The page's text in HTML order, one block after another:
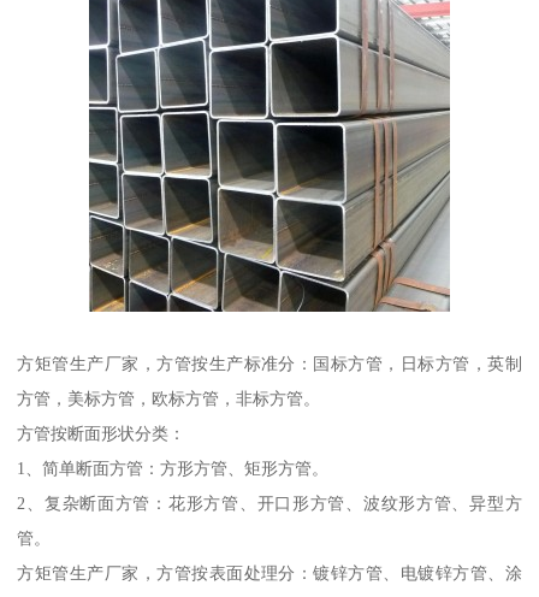
方矩管生产厂家，方管按生产标准分：国标方管，日标方管，英制
方管，美标方管，欧标方管，非标方管。
方管按断面形状分类：
1、简单断面方管：方形方管、矩形方管。
2、复杂断面方管：花形方管、开口形方管、波纹形方管、异型方
管。
方矩管生产厂家，方管按表面处理分：镀锌方管、电镀锌方管、涂